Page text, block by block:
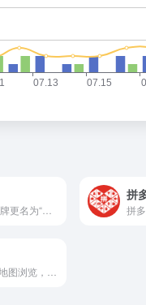
拼